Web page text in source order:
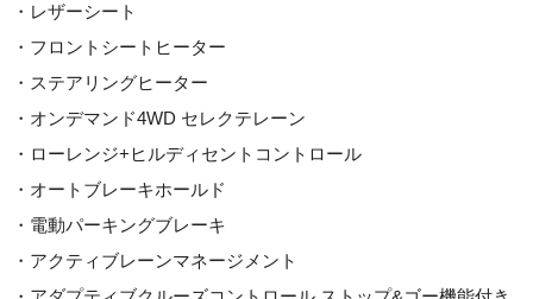
・レザーシート
・フロントシートヒーター
・ステアリングヒーター
・オンデマンド4WD セレクテレーン
・ローレンジ+ヒルディセントコントロール
・オートブレーキホールド
・電動パーキングブレーキ
・アクティブレーンマネージメント